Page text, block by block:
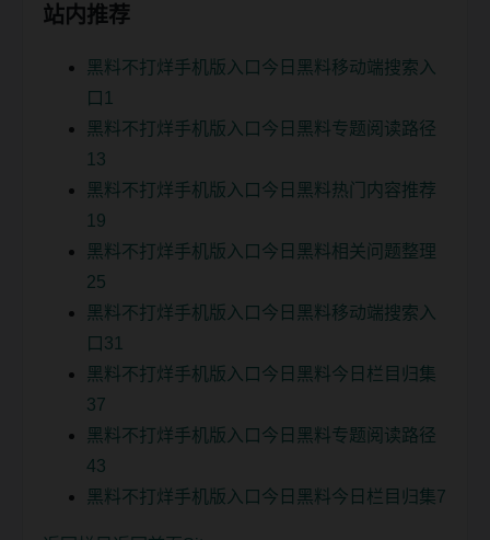
站内推荐
黑料不打烊手机版入口今日黑料移动端搜索入
口1
黑料不打烊手机版入口今日黑料专题阅读路径
13
黑料不打烊手机版入口今日黑料热门内容推荐
19
黑料不打烊手机版入口今日黑料相关问题整理
25
黑料不打烊手机版入口今日黑料移动端搜索入
口31
黑料不打烊手机版入口今日黑料今日栏目归集
37
黑料不打烊手机版入口今日黑料专题阅读路径
43
黑料不打烊手机版入口今日黑料今日栏目归集7